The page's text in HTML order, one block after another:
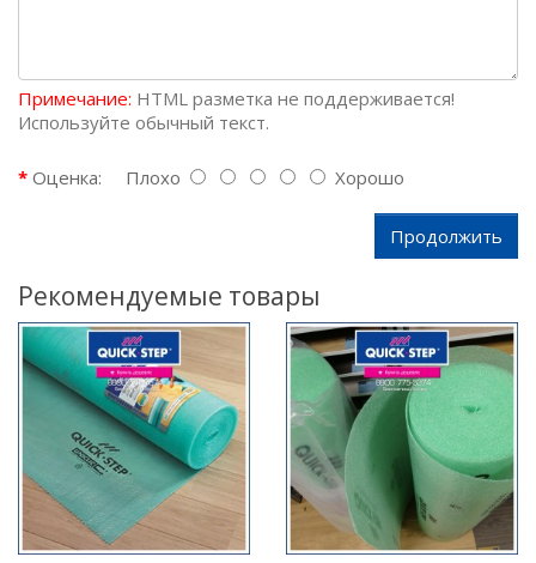
Примечание: HTML разметка не поддерживается!
Используйте обычный текст.
Оценка: Плохо Хорошо
Продолжить
Рекомендуемые товары